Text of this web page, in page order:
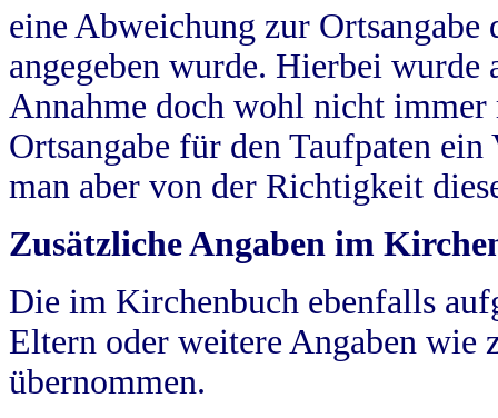
eine Abweichung zur
angegeben wurde. Hierbei wurde
Annahme doch wohl nicht
Ortsangabe für den Taufpaten
man aber von der Richtigkeit
Zusätzliche Angaben im
Die im Kirchenbuch ebenfalls
Eltern oder weitere Angaben wie
übernommen.